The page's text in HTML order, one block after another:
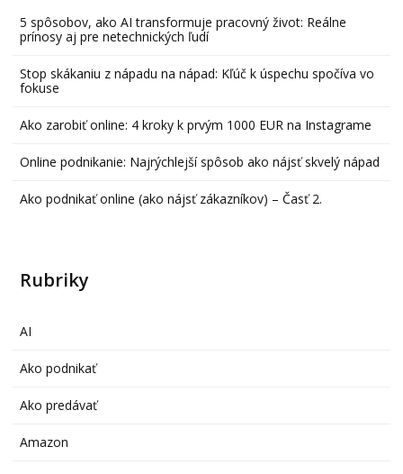
5 spôsobov, ako AI transformuje pracovný život: Reálne
prínosy aj pre netechnických ľudí
Stop skákaniu z nápadu na nápad: Kľúč k úspechu spočíva vo
fokuse
Ako zarobiť online: 4 kroky k prvým 1000 EUR na Instagrame
Online podnikanie: Najrýchlejší spôsob ako nájsť skvelý nápad
Ako podnikať online (ako nájsť zákazníkov) – Časť 2.
Rubriky
AI
Ako podnikať
Ako predávať
Amazon